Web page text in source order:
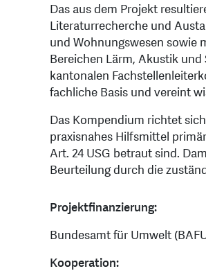
Das aus dem Projekt
Literaturrecherche und
und Wohnungswesen sowie
Bereichen Lärm, Akustik
kantonalen
fachliche Basis und vereint
Das Kompendium richtet
praxisnahes Hilfsmittel
Art. 24 USG betraut sind.
Beurteilung durch die
Projektfinanzierung:
Bundesamt für Umwelt
Kooperation: